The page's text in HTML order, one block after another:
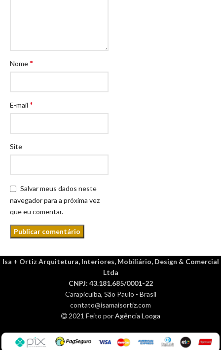
Nome*
E-mail *
Site
Salvar meus dados neste
navegador para a próxima vez
que eu comentar.
Isa + Ortiz Arquitetura, Interiores, Mobiliário, Design & Comercial
Ltda
CNPJ: 43.181.685/0001-22
Carapicuíba, São Paulo - Brasil
contato@isamaisortiz.com
2021 Feito porAgência Looga